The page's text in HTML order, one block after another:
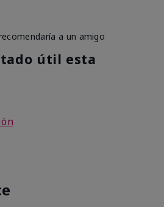
a un amigo
útil esta